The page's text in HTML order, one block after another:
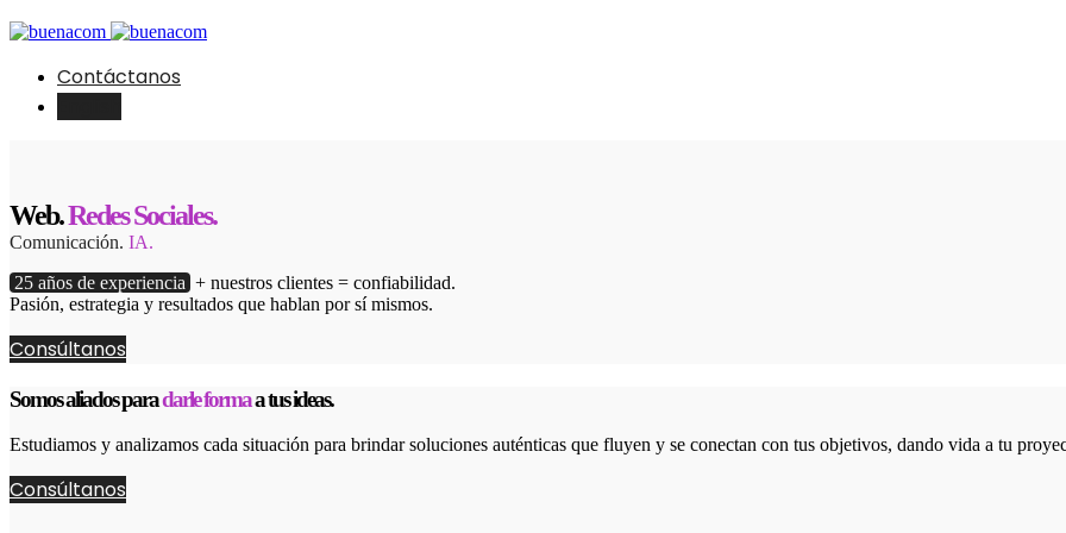
Contáctanos
Web.Redes Sociales.
Comunicación. IA.
25 años de experiencia + nuestros clientes = confiabilidad.
Pasión, estrategia y resultados que hablan por sí mismos.
Consúltanos
Somos aliados paradarle formaa tus ideas.
Estudiamos y analizamos cada situación para brindar soluciones auténticas que fluyen y se conectan con tus objetivos, dando vida a tu
Consúltanos